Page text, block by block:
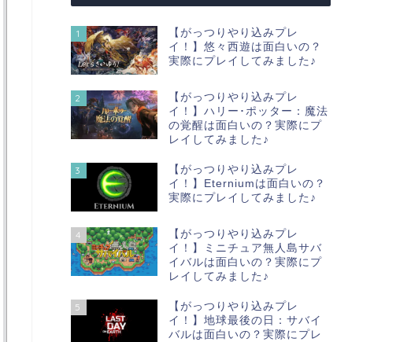
1
【がっつりやり込みプレ
イ！】悠々西遊は面白いの？
実際にプレイしてみました♪
2
【がっつりやり込みプレ
イ！】ハリー･ポッター：魔法
の覚醒は面白いの？実際にプ
レイしてみました♪
3
【がっつりやり込みプレ
イ！】Eterniumは面白いの？
実際にプレイしてみました♪
4
【がっつりやり込みプレ
イ！】ミニチュア無人島サバ
イバルは面白いの？実際にプ
レイしてみました♪
5
【がっつりやり込みプレ
イ！】地球最後の日：サバイ
バルは面白いの？実際にプレ